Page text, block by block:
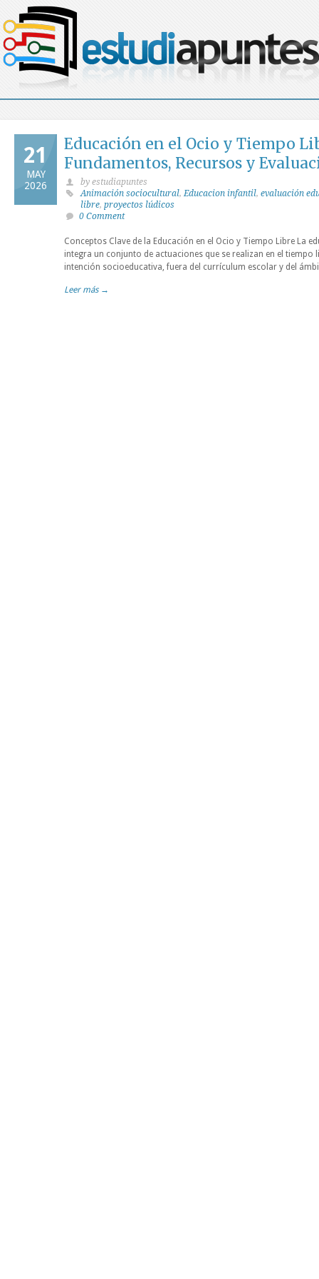
21
MAY
2026
Educación en el Ocio y Tiempo
Fundamentos, Recursos y
by estudiapuntes
Animación sociocultural,Educacion infantil, evaluación
libre, proyectos lúdicos
0 Comment
Conceptos Clave de la Educación en el Ocio y Tiempo Libre La
integra un conjunto de actuaciones que se realizan en el tiempo
intención socioeducativa, fuera del currículum escolar y del
Leer más →